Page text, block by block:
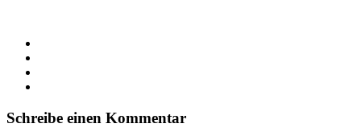
Schreibe einen Kommentar